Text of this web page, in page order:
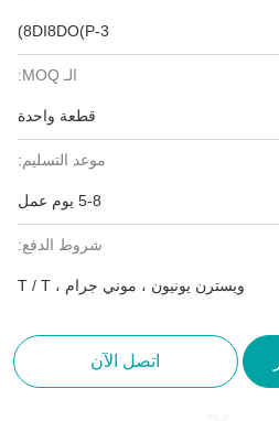
8DI8DO(P-3)
الـ MOQ:
قطعة واحدة
موعد التسليم:
5-8 يوم عمل
شروط الدفع:
ويسترن يونيون ، موني جرام ، T / T
اتصل الآن